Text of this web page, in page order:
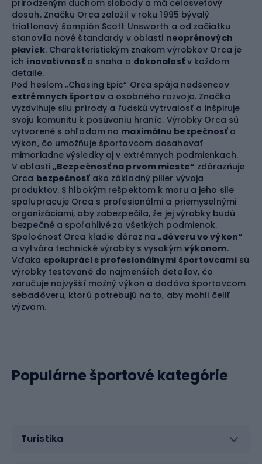
prirodzeným duchom slobody a má celosvetový
dosah. Značku Orca založil v roku 1995 bývalý
triatlonový šampión Scott Unsworth a od začiatku
stanovila nové štandardy v oblasti neoprénových
plaviek. Charakteristickým znakom výrobkov Orca je
ich inovatívnosťa snaha o dokonalosťv každom
detaile.
Pod heslom „Chasing Epic“ Orca spája nadšencov
extrémnych športova osobného rozvoja. Značka
vyzdvihuje silu prírody a ľudskú vytrvalosť a inšpiruje
svoju komunitu k posúvaniu hraníc. Výrobky Orca sú
vytvorené s ohľadom na maximálnu bezpečnosťa
výkon, čo umožňuje športovcom dosahovať
mimoriadne výsledky aj v extrémnych podmienkach.
V oblasti „Bezpečnosť na prvom mieste“ zdôrazňuje
Orca bezpečnosťako základný pilier vývoja
produktov. S hlbokým rešpektom k moru a jeho sile
spolupracuje Orca s profesionálmi a priemyselnými
organizáciami, aby zabezpečila, že jej výrobky budú
bezpečné a spoľahlivé za všetkých podmienok.
Spoločnosť Orca kladie dôraz na„dôveru vo výkon“
a vytvára technické výrobky s vysokým výkonom.
Vďaka spolupráci s profesionálnymi športovcamisú
výrobky testované do najmenších detailov, čo
zaručuje najvyšší možný výkon a dodáva športovcom
sebadôveru, ktorú potrebujú na to, aby mohli čeliť
výzvam.
Populárne športové kategórie
Turistika